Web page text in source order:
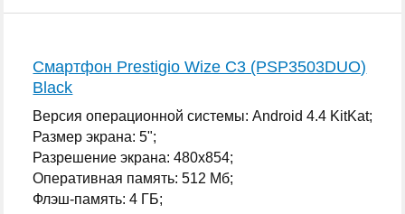
Смартфон Prestigio Wize C3 (PSP3503DUO)
Black
Версия операционной системы: Android 4.4 KitKat;
Размер экрана: 5";
Разрешение экрана: 480x854;
Оперативная память: 512 Мб;
Флэш-память: 4 ГБ;